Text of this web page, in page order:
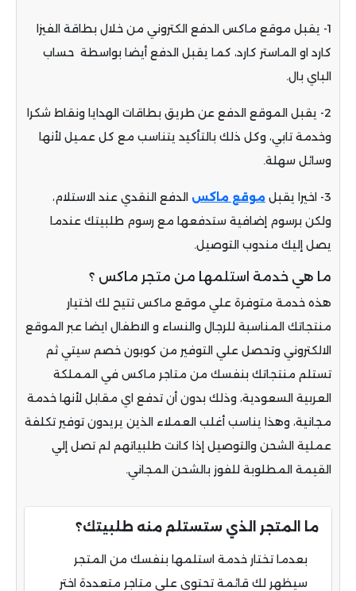
1- يقبل موقع ماكس الدفع الكتروني من خلال بطاقة الفيزا
كارد او الماستر كارد، كما يقبل الدفع أيضا بواسطة حساب
الباي بال.
2- يقبل الموقع الدفع عن طريق بطاقات الهدايا ونقاط شكرا
وخدمة تابي، وكل ذلك بالتأكيد يتناسب مع كل عميل لأنها
وسائل سهلة.
3- اخيرا يقبل موقع ماكس الدفع النقدي عند الاستلام،
ولكن برسوم إضافية ستدفعها مع رسوم طلبيتك عندما
يصل إليك مندوب التوصيل.
ما هي خدمة استلمها من متجر ماكس ؟
هذه خدمة متوفرة علي موقع ماكس تتيح لك اختيار
منتجاتك المناسبة للرجال والنساء و الاطفال ايضا عبر الموقع
الالكتروني وتحصل علي التوفير من كوبون خصم سيتي ثم
تستلم منتجاتك بنفسك من متاجر ماكس في المملكة
العربية السعودية، وذلك بدون أن تدفع اي مقابل لأنها خدمة
مجانية، وهذا يناسب أغلب العملاء الذين يريدون توفير تكلفة
عملية الشحن والتوصيل إذا كانت طلبياتهم لم تصل إلي
القيمة المطلوبة للفوز بالشحن المجاني.
ما المتجر الذي ستستلم منه طلبيتك؟
بعدما تختار خدمة استلمها بنفسك من المتجر
سيظهر لك قائمة تحتوي علي متاجر متعددة اختر